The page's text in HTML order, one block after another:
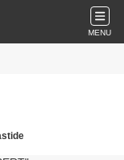
MENU